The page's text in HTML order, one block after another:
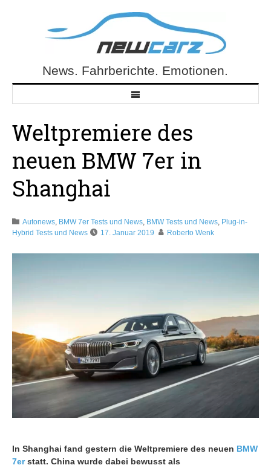
NewCarz.deNews. Fahrberichte. Emotionen.
Weltpremiere des
neuen BMW 7er in
Shanghai
Autonews, BMW 7er Tests und News, BMW Tests und News, Plug-in-
Hybrid Tests und News
17. Januar 2019 Roberto Wenk
In Shanghai fand gestern die Weltpremiere des neuen BMW
7erstatt. China wurde dabei bewusst als